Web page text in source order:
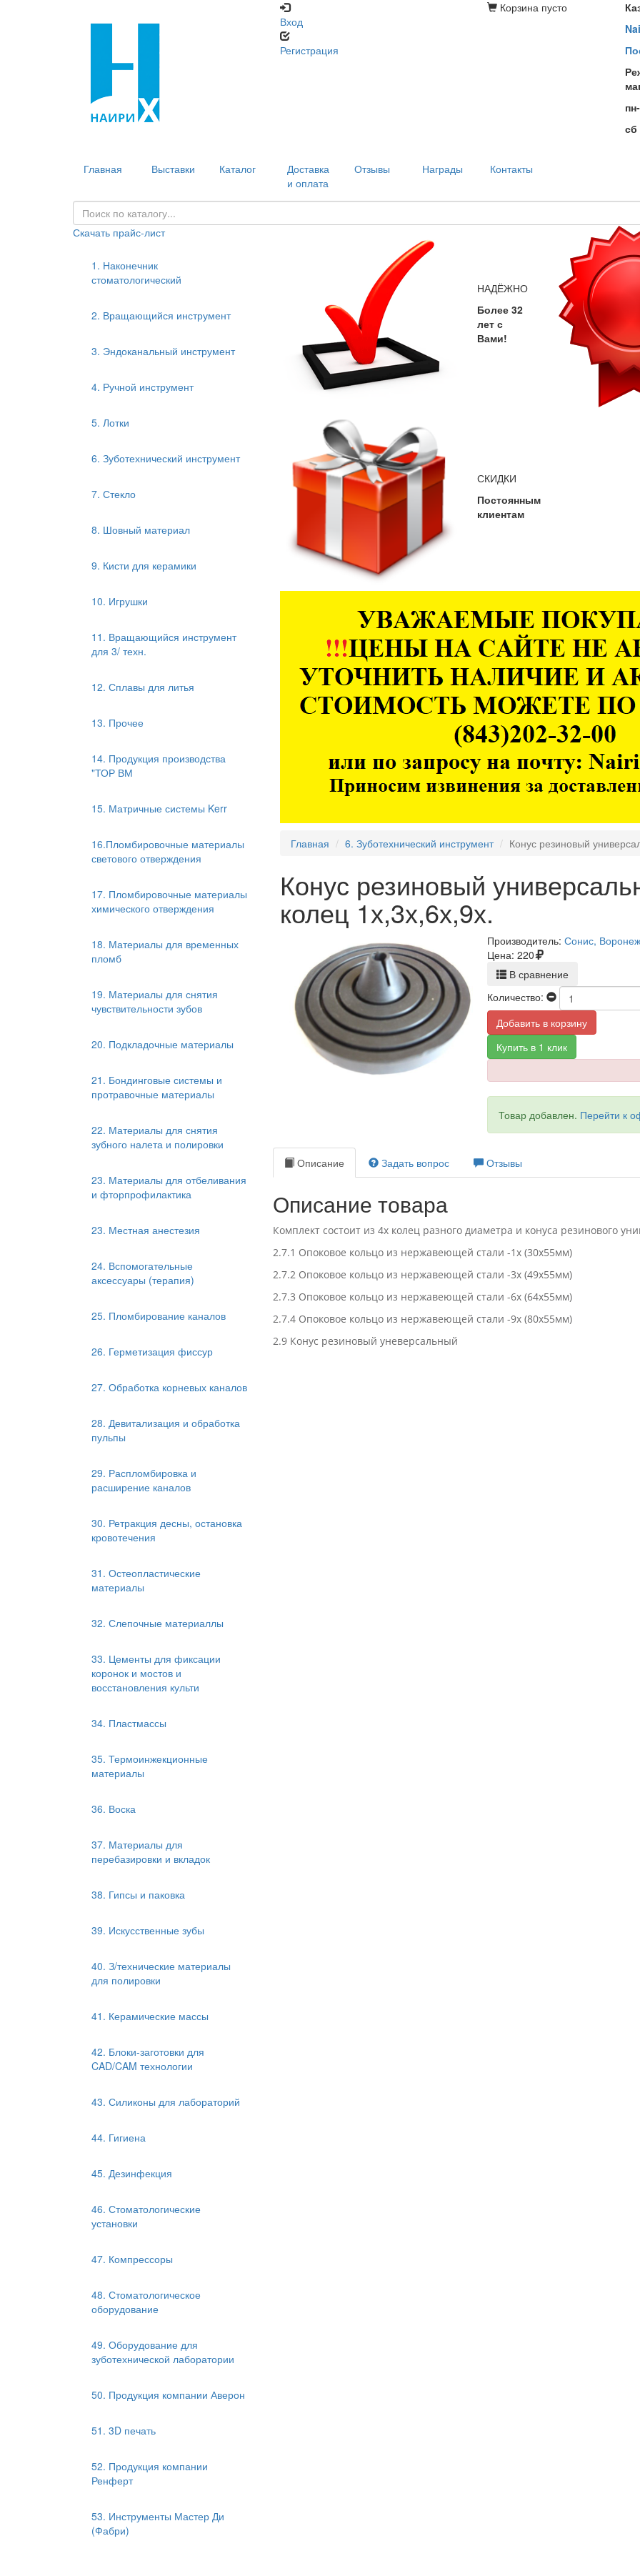
Вход
Регистрация
Корзина пусто
сб
Главная Выставки Каталог
Доставка
и оплата
Отзывы Награды Контакты
Скачать прайс-лист
1. Наконечник
стоматологический
2. Вращающийся инструмент
3. Эндоканальный инструмент
4. Ручной инструмент
5. Лотки
6. Зуботехнический инструмент
7. Стекло
8. Шовный материал
9. Кисти для керамики
10. Игрушки
11. Вращающийся инструмент
для 3/ техн.
12. Сплавы для литья
13. Прочее
14. Продукция производства
"ТОР ВМ
15. Матричные системы Kerr
16.Пломбировочные материалы
светового отверждения
17. Пломбировочные материалы
химического отверждения
18. Материалы для временных
пломб
19. Материалы для снятия
чувствительности зубов
20. Подкладочные материалы
21. Бондинговые системы и
протравочные материалы
22. Материалы для снятия
зубного налета и полировки
23. Материалы для отбеливания
и фторпрофилактика
23. Местная анестезия
24. Вспомогательные
аксессуары (терапия)
25. Пломбирование каналов
26. Герметизация фиссур
27. Обработка корневых каналов
28. Девитализация и обработка
пульпы
29. Распломбировка и
расширение каналов
30. Ретракция десны, остановка
кровотечения
31. Остеопластические
материалы
32. Слепочные материаллы
33. Цементы для фиксации
коронок и мостов и
восстановления культи
34. Пластмассы
35. Термоинжекционные
материалы
36. Воска
37. Материалы для
перебазировки и вкладок
38. Гипсы и паковка
39. Искусственные зубы
40. З/технические материалы
для полировки
41. Керамические массы
42. Блоки-заготовки для
CAD/CAM технологии
43. Силиконы для лабораторий
44. Гигиена
45. Дезинфекция
46. Стоматологические
установки
47. Компрессоры
48. Стоматологическое
оборудование
49. Оборудование для
зуботехнической лаборатории
50. Продукция компании Аверон
51. 3D печать
52. Продукция компании
Ренферт
53. Инструменты Мастер Ди
(Фабри)
НАДЁЖНО
Более 32
лет с
Вами!
СКИДКИ
Постоянным
клиентам
Главная 6. Зуботехнический инструмент Конус резиновый
Конус резиновый
колец 1х,3х,6х,9х.
Производитель: Сонис, Воронеж
Цена: 220
В сравнение
Количество:
Добавить в корзину
Купить в 1 клик
Товар добавлен. Перейти к
Описание Задать вопрос Отзывы
Описание товара
Комплект состоит из 4х колец разного диаметра и конуса резинового
2.7.1 Опоковое кольцо из нержавеющей стали -1х (30х55мм)
2.7.2 Опоковое кольцо из нержавеющей стали -3х (49х55мм)
2.7.3 Опоковое кольцо из нержавеющей стали -6х (64х55мм)
2.7.4 Опоковое кольцо из нержавеющей стали -9х (80х55мм)
2.9 Конус резиновый уневерсальный